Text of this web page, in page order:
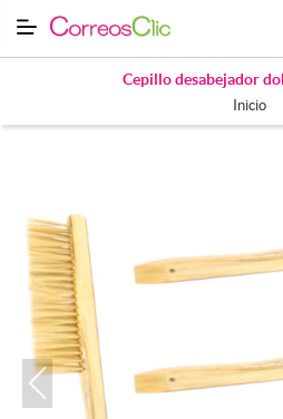
Cepillo desabejador
Inicio